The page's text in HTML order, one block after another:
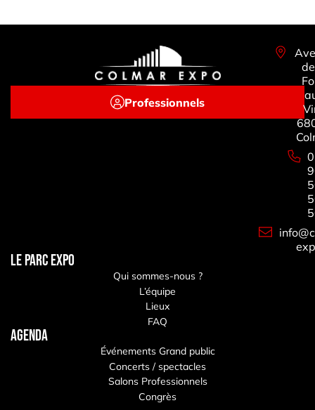
Professionnels
LE PARC EXPO
Qui sommes-nous ?
L’équipe
Lieux
FAQ
Agenda
Événements Grand public
Concerts / spectacles
Salons Professionnels
Congrès